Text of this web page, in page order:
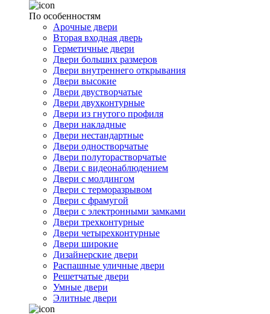
По особенностям
Арочные двери
Вторая входная дверь
Герметичные двери
Двери больших размеров
Двери внутреннего открывания
Двери высокие
Двери двустворчатые
Двери двухконтурные
Двери из гнутого профиля
Двери накладные
Двери нестандартные
Двери одностворчатые
Двери полуторастворчатые
Двери с видеонаблюдением
Двери с молдингом
Двери с терморазрывом
Двери с фрамугой
Двери с электронными замками
Двери трехконтурные
Двери четырехконтурные
Двери широкие
Дизайнерские двери
Распашные уличные двери
Решетчатые двери
Умные двери
Элитные двери